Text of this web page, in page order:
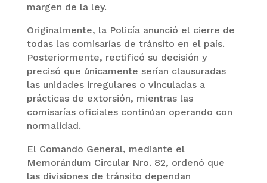
margen de la ley.
Originalmente, la Policía anunció el cierre de
todas las comisarías de tránsito en el país.
Posteriormente, rectificó su decisión y
precisó que únicamente serían clausuradas
las unidades irregulares o vinculadas a
prácticas de extorsión, mientras las
comisarías oficiales continúan operando con
normalidad.
El Comando General, mediante el
Memorándum Circular Nro. 82, ordenó que
las divisiones de tránsito dependan